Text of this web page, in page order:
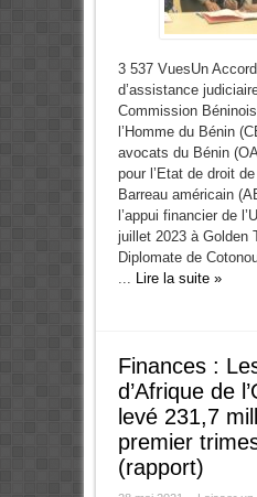
3 537 VuesUn
d’assistance
Commission
l’Homme du Bénin
avocats du Bénin
pour l’Etat de droit
Barreau américain
l’appui financier de
juillet 2023 à Golden
Diplomate de
... Lire la suite »
Finances :
d’Afrique de
levé 231,7
premier
(rapport)